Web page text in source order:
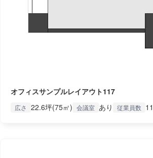
オフィスサンプルレイアウト117
広さ 22.6坪(75㎡) 会議室 あり 従業員数 11